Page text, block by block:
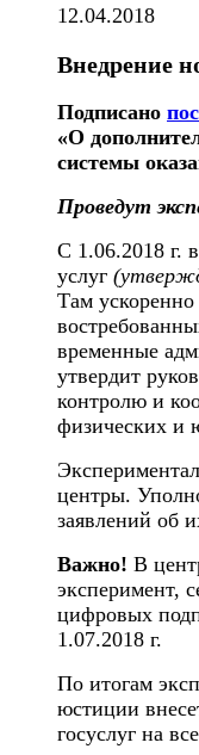
12.04.2018
Внедрение
Подписано
«О
системы
Проведут
С 1.06.2018 г.
услуг
Там
временные
утвердит
контролю и
физических и
центры.
заявлений об
Важно! В
эксперимент,
цифровых
1.07.2018 г.
По итогам
юстиции
госуслуг на